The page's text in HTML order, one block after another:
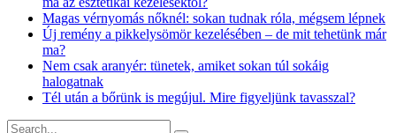
Magas vérnyomás nőknél: sokan tudnak róla, mégsem lépnek
Új remény a pikkelysömör kezelésében – de mit tehetünk már
ma?
Nem csak aranyér: tünetek, amiket sokan túl sokáig
halogatnak
Tél után a bőrünk is megújul. Mire figyeljünk tavasszal?